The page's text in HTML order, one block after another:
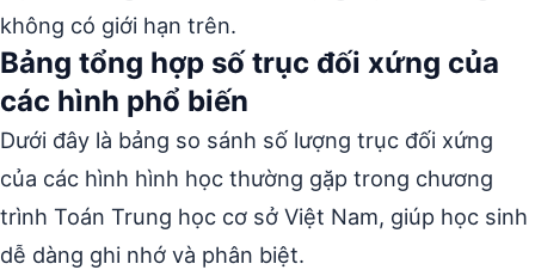
không có giới hạn trên.
Bảng tổng hợp số trục đối xứng của
các hình phổ biến
Dưới đây là bảng so sánh số lượng trục đối xứng
của các hình hình học thường gặp trong chương
trình Toán Trung học cơ sở Việt Nam, giúp học sinh
dễ dàng ghi nhớ và phân biệt.